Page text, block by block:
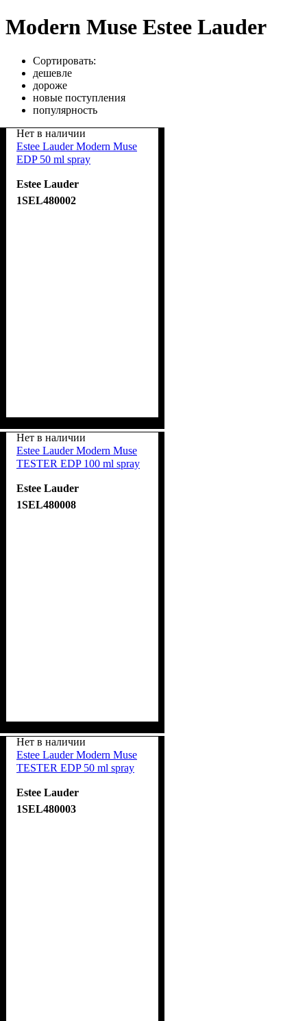
Modern Muse Estеe Lauder
Сортировать:
дешевле
дороже
новые поступления
популярность
Нет в наличии
Estee Lauder Modern Muse
EDP 50 ml spray
Estee Lauder
1SEL480002
Нет в наличии
Estee Lauder Modern Muse
TESTER EDP 100 ml spray
Estee Lauder
1SEL480008
Нет в наличии
Estee Lauder Modern Muse
TESTER EDP 50 ml spray
Estee Lauder
1SEL480003